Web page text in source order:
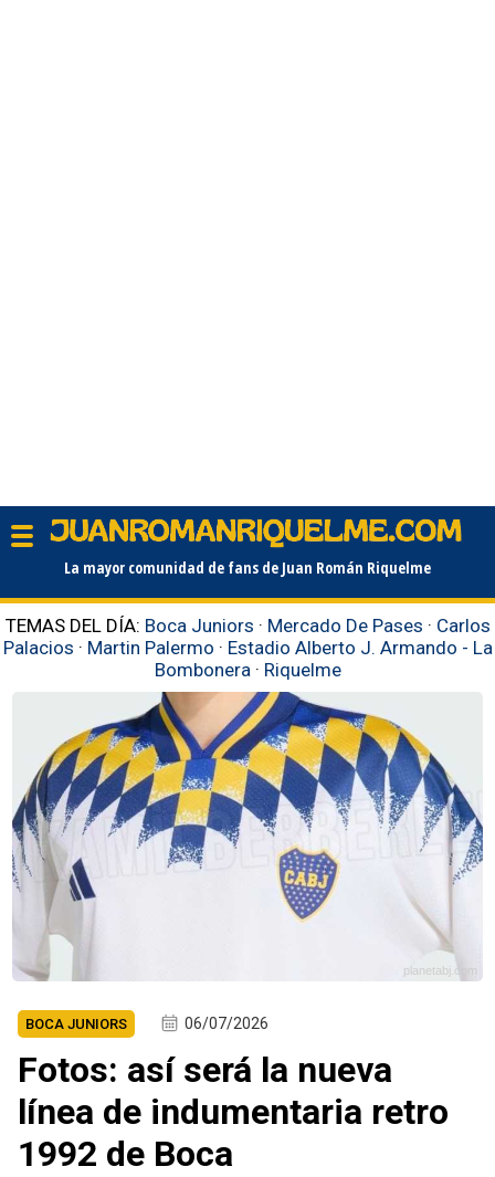
La mayor comunidad de fans de Juan Román Riquelme
TEMAS DEL DÍA: Boca Juniors · Mercado De Pases · Carlos
Palacios · Martin Palermo · Estadio Alberto J. Armando - La
Bombonera · Riquelme
planetabj.com
BOCA JUNIORS 06/07/2026
Fotos: así será la nueva
línea de indumentaria retro
1992 de Boca